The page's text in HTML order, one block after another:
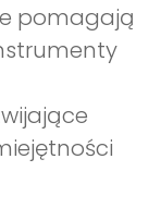
pomagają